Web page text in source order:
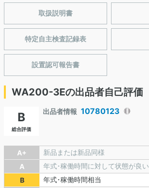
取扱説明書
特定自主検査記録表
設置認可報告書
WA200-3Eの出品者自己評価
B
総合評価
出品者情報 10780123
A+
新品または新品同様
A
年式･稼働時間に対して状態が良い
B
年式･稼働時間相当